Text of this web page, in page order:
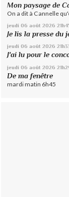
Mon paysage de
On a dit à Cannelle
jeudi 06 août 2026
Je lis la presse du
jeudi 06 août 2026
J'ai lu pour le
jeudi 06 août 2026
De ma fenêtre
mardi matin 6h45